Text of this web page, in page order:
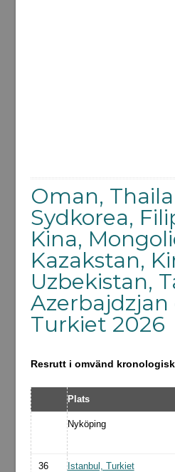
Oman,
Sydkorea,
Kina,
Kazakstan,
Uzbekistan,
Azerbajdzjan
Turkiet 2026
Resrutt i omvänd
Plats
Nyköping
36 Istanbul, Turkiet